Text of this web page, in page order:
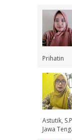
Prihatin
Astutik,
Jawa